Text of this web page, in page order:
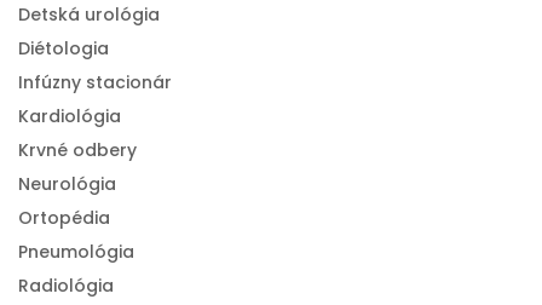
Detská urológia
Diétologia
Infúzny stacionár
Kardiológia
Krvné odbery
Neurológia
Ortopédia
Pneumológia
Radiológia